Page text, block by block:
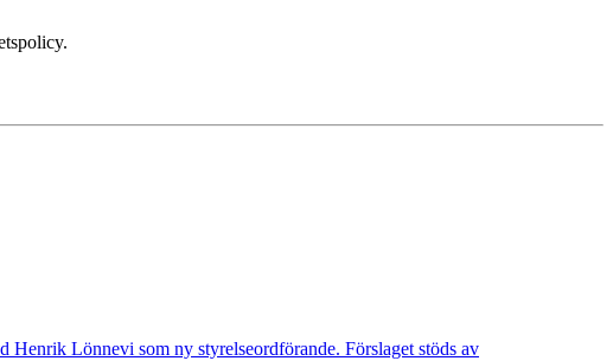
Lönnevi som ny styrelseordförande. Förslaget stöds av